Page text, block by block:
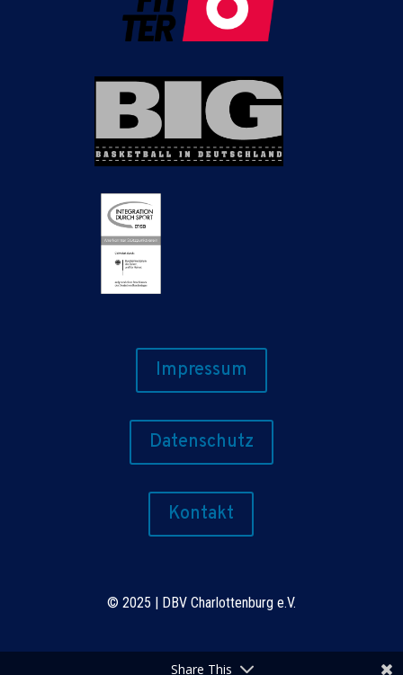
Impressum
Datenschutz
Kontakt
© 2025 | DBV Charlottenburg e.V.
Share This